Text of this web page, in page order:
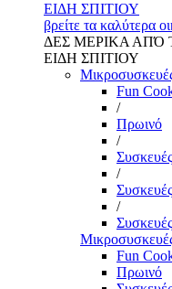
ΕΙΔΗ ΣΠΙΤΙΟΥ
βρείτε τα καλύτερα
ΔΕΣ ΜΕΡΙΚΑ ΑΠΌ
ΕΙΔΗ ΣΠΙΤΙΟΥ
Fun
/
Πρωινό
/
/
/
Fun
Πρωινό